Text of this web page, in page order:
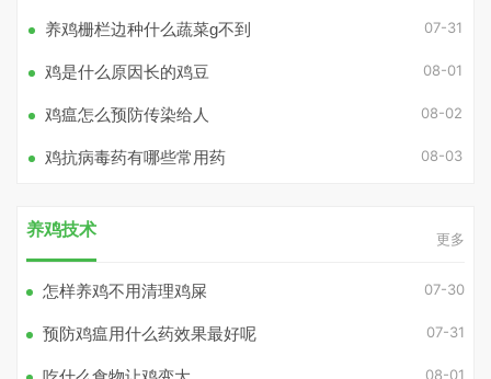
养鸡栅栏边种什么蔬菜g不到 07-31
鸡是什么原因长的鸡豆 08-01
鸡瘟怎么预防传染给人 08-02
鸡抗病毒药有哪些常用药 08-03
养鸡技术 更多
怎样养鸡不用清理鸡屎 07-30
预防鸡瘟用什么药效果最好呢 07-31
08-01